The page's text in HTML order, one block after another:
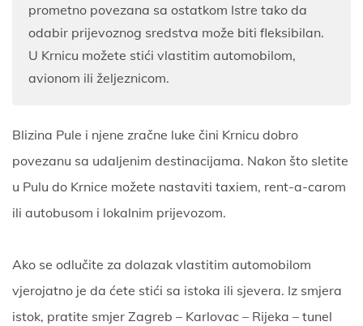
prometno povezana sa ostatkom Istre tako da
odabir prijevoznog sredstva može biti fleksibilan.
U Krnicu možete stići vlastitim automobilom,
avionom ili željeznicom.
Blizina Pule i njene zračne luke čini Krnicu dobro
povezanu sa udaljenim destinacijama. Nakon što sletite
u Pulu do Krnice možete nastaviti taxiem, rent-a-carom
ili autobusom i lokalnim prijevozom.
Ako se odlučite za dolazak vlastitim automobilom
vjerojatno je da ćete stići sa istoka ili sjevera. Iz smjera
istok, pratite smjer Zagreb – Karlovac – Rijeka – tunel